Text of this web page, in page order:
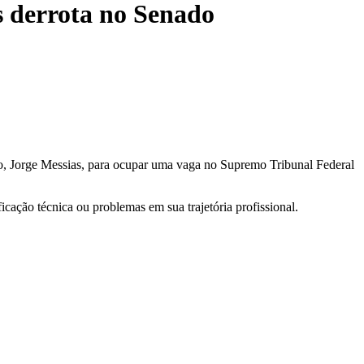
no Senado
Messias, para ocupar uma vaga no Supremo Tribunal Federal
técnica ou problemas em sua trajetória profissional.